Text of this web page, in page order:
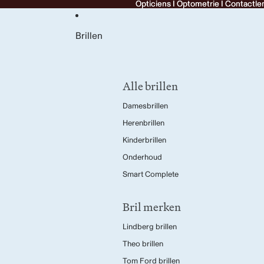
Opticiens I Optometrie I
Opticiens I Optometrie I
Brillen
Alle brillen
Damesbrillen
Herenbrillen
Kinderbrillen
Onderhoud
Smart Complete
Bril merken
Lindberg brillen
Theo brillen
Tom Ford brillen